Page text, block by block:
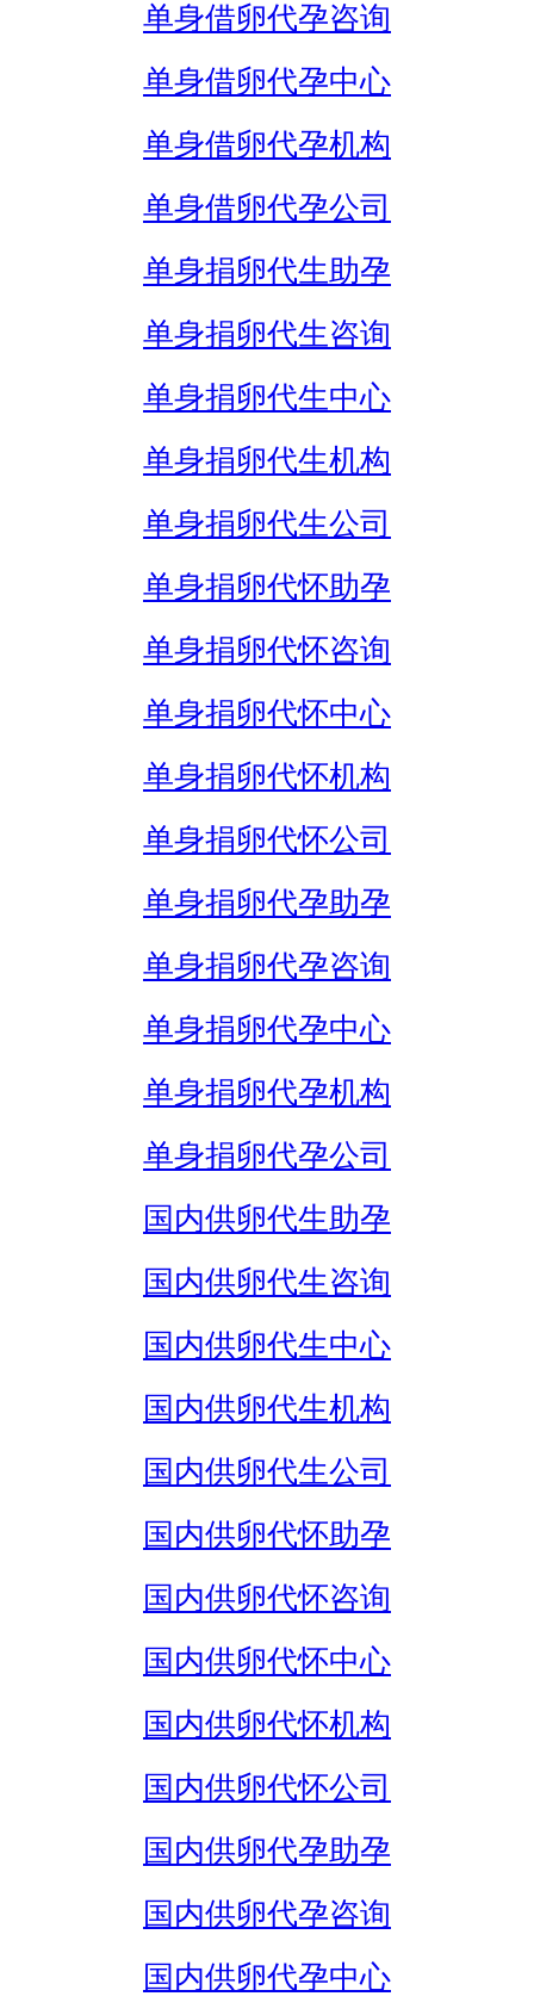
单身借卵代孕咨询
单身借卵代孕中心
单身借卵代孕机构
单身借卵代孕公司
单身捐卵代生助孕
单身捐卵代生咨询
单身捐卵代生中心
单身捐卵代生机构
单身捐卵代生公司
单身捐卵代怀助孕
单身捐卵代怀咨询
单身捐卵代怀中心
单身捐卵代怀机构
单身捐卵代怀公司
单身捐卵代孕助孕
单身捐卵代孕咨询
单身捐卵代孕中心
单身捐卵代孕机构
单身捐卵代孕公司
国内供卵代生助孕
国内供卵代生咨询
国内供卵代生中心
国内供卵代生机构
国内供卵代生公司
国内供卵代怀助孕
国内供卵代怀咨询
国内供卵代怀中心
国内供卵代怀机构
国内供卵代怀公司
国内供卵代孕助孕
国内供卵代孕咨询
国内供卵代孕中心